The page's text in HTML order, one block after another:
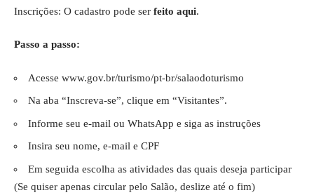
Inscrições: O cadastro pode ser feito aqui.
Passo a passo:
Acesse www.gov.br/turismo/pt-br/salaodoturismo
Na aba “Inscreva-se”, clique em “Visitantes”.
Informe seu e-mail ou WhatsApp e siga as instruções
Insira seu nome, e-mail e CPF
Em seguida escolha as atividades das quais deseja participar
(Se quiser apenas circular pelo Salão, deslize até o fim)